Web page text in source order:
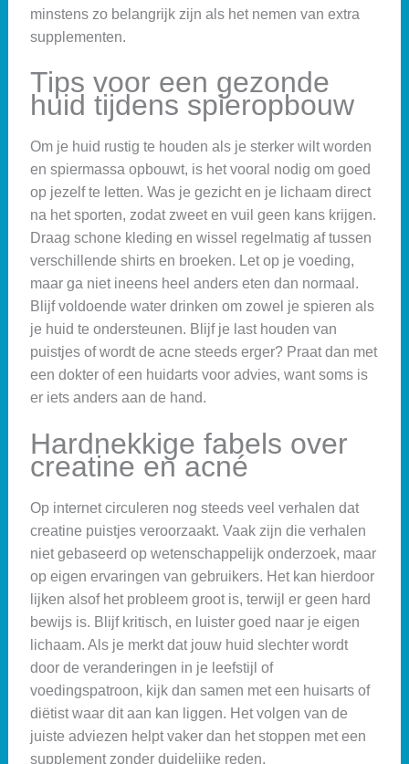
minstens zo belangrijk zijn als het nemen van extra
supplementen.
Tips voor een gezonde
huid tijdens spieropbouw
Om je huid rustig te houden als je sterker wilt worden
en spiermassa opbouwt, is het vooral nodig om goed
op jezelf te letten. Was je gezicht en je lichaam direct
na het sporten, zodat zweet en vuil geen kans krijgen.
Draag schone kleding en wissel regelmatig af tussen
verschillende shirts en broeken. Let op je voeding,
maar ga niet ineens heel anders eten dan normaal.
Blijf voldoende water drinken om zowel je spieren als
je huid te ondersteunen. Blijf je last houden van
puistjes of wordt de acne steeds erger? Praat dan met
een dokter of een huidarts voor advies, want soms is
er iets anders aan de hand.
Hardnekkige fabels over
creatine en acné
Op internet circuleren nog steeds veel verhalen dat
creatine puistjes veroorzaakt. Vaak zijn die verhalen
niet gebaseerd op wetenschappelijk onderzoek, maar
op eigen ervaringen van gebruikers. Het kan hierdoor
lijken alsof het probleem groot is, terwijl er geen hard
bewijs is. Blijf kritisch, en luister goed naar je eigen
lichaam. Als je merkt dat jouw huid slechter wordt
door de veranderingen in je leefstijl of
voedingspatroon, kijk dan samen met een huisarts of
diëtist waar dit aan kan liggen. Het volgen van de
juiste adviezen helpt vaker dan het stoppen met een
supplement zonder duidelijke reden.